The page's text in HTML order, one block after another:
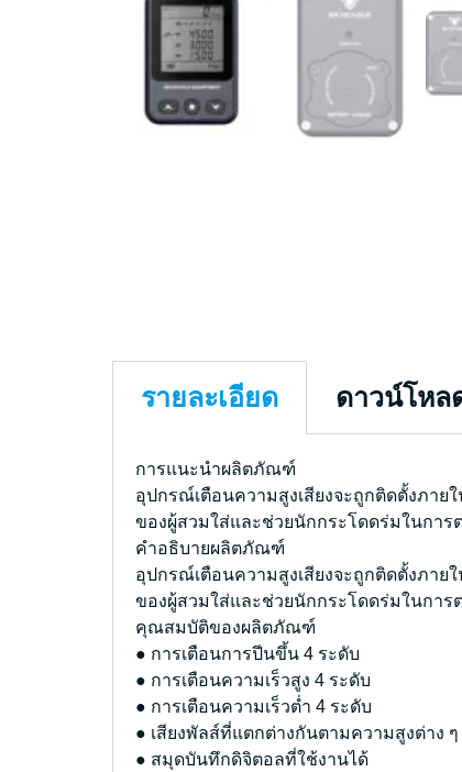
รายละเอียด ดาวน์โหล
การแนะนำผลิตภัณฑ์
อุปกรณ์เตือนความสูงเสียงจะถูกติดตั้งภา
ของผู้สวมใส่และช่วยนักกระโดดร่มในการ
คำอธิบายผลิตภัณฑ์
อุปกรณ์เตือนความสูงเสียงจะถูกติดตั้งภา
ของผู้สวมใส่และช่วยนักกระโดดร่มในการ
คุณสมบัติของผลิตภัณฑ์
● การเตือนการปีนขึ้น 4 ระดับ
● การเตือนความเร็วสูง 4 ระดับ
● การเตือนความเร็วต่ำ 4 ระดับ
● เสียงพัลส์ที่แตกต่างกันตามความสูงต่าง ๆ
● สมุดบันทึกดิจิตอลที่ใช้งานได้